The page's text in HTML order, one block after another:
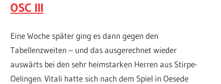
OSC III
Eine Woche später ging es dann gegen den
Tabellenzweiten – und das ausgerechnet wieder
auswärts bei den sehr heimstarken Herren aus Stirpe-
Oelingen. Vitali hatte sich nach dem Spiel in Oesede